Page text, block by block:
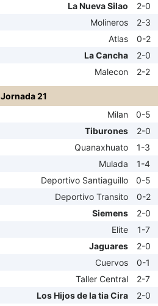
La Nueva Silao
2-0
Molineros
2-3
Atlas
0-2
La Cancha
2-0
Malecon
2-2
Jornada 21
Milan
0-5
Tiburones
2-0
Quanaxhuato
1-3
Mulada
1-4
Deportivo Santiaguillo
0-5
Deportivo Transito
0-2
Siemens
2-0
Elite
1-7
Jaguares
2-0
Cuervos
0-1
Taller Central
2-7
Los Hijos de la tia Cira
2-0